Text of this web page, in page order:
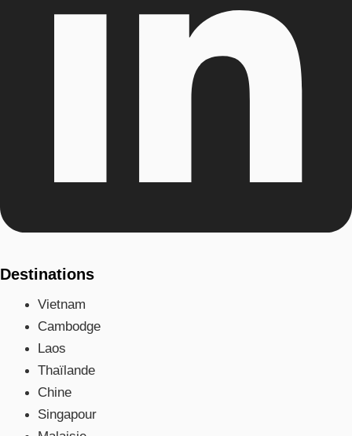
Destinations
Vietnam
Cambodge
Laos
Thaïlande
Chine
Singapour